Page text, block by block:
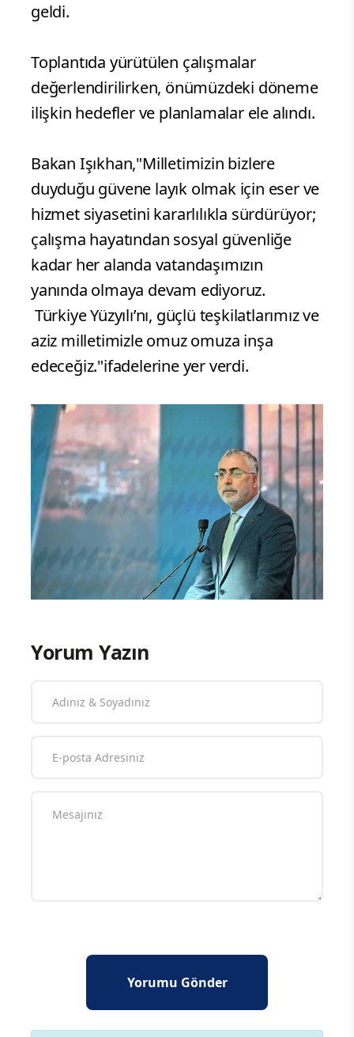
geldi.
Toplantıda yürütülen çalışmalar
değerlendirilirken, önümüzdeki döneme
ilişkin hedefler ve planlamalar ele alındı.
Bakan Işıkhan,"Milletimizin bizlere
duyduğu güvene layık olmak için eser ve
hizmet siyasetini kararlılıkla sürdürüyor;
çalışma hayatından sosyal güvenliğe
kadar her alanda vatandaşımızın
yanında olmaya devam ediyoruz.
Türkiye Yüzyılı’nı, güçlü teşkilatlarımız ve
aziz milletimizle omuz omuza inşa
edeceğiz."ifadelerine yer verdi.
Yorum Yazın